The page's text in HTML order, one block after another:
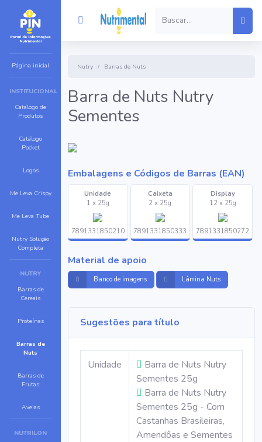
Página inicial
INSTITUCIONAL
Catálogo de
Produtos
Catálogo
Pocket
Logos
Me Leva Crispy
Me Leva Tube
Nutry Solução
Completa
NUTRY
Barras de
Cereais
Proteínas
Barras de
Nuts
Barras de
Frutas
Aveias
NUTRILON
Nutry Barras de Nuts
Barra de Nuts Nutry
Sementes
Embalagens e Códigos de Barras (EAN)
Unidade
1 x 25g
7891331850210
Caixeta
2 x 25g
7891331850333
Display
12 x 25g
7891331850272
Material de apoio
Banco de imagens Lâmina Nuts
Sugestões para título
Unidade
Barra de Nuts Nutry
Sementes 25g
Barra de Nuts Nutry
Sementes 25g - Com
Castanhas Brasileiras,
Amendôas e Sementes